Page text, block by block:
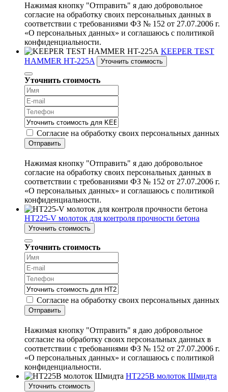
Нажимая кнопку "Отправить" я даю добровольное
согласие на обработку своих персональных данных в
соответствии с требованиями ФЗ № 152 от 27.07.2006 г.
«О персональных данных» и соглашаюсь с политикой
конфиденциальности.
KEEPER TEST
HAMMER HT-225A
Уточнить стоимость
Уточнить стоимость
Согласие на обработку своих персональных данных
Отправить
Нажимая кнопку "Отправить" я даю добровольное
согласие на обработку своих персональных данных в
соответствии с требованиями ФЗ № 152 от 27.07.2006 г.
«О персональных данных» и соглашаюсь с политикой
конфиденциальности.
HT225-V молоток для контроля прочности бетона
Уточнить стоимость
Уточнить стоимость
Согласие на обработку своих персональных данных
Отправить
Нажимая кнопку "Отправить" я даю добровольное
согласие на обработку своих персональных данных в
соответствии с требованиями ФЗ № 152 от 27.07.2006 г.
«О персональных данных» и соглашаюсь с политикой
конфиденциальности.
HT225B молоток Шмидта
Уточнить стоимость